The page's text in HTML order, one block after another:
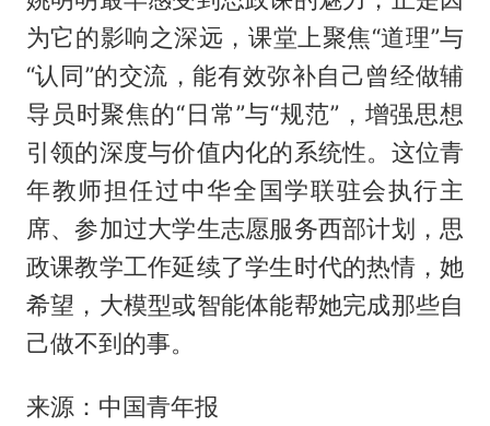
为它的影响之深远，课堂上聚焦“道理”与
“认同”的交流，能有效弥补自己曾经做辅
导员时聚焦的“日常”与“规范”，增强思想
引领的深度与价值内化的系统性。这位青
年教师担任过中华全国学联驻会执行主
席、参加过大学生志愿服务西部计划，思
政课教学工作延续了学生时代的热情，她
希望，大模型或智能体能帮她完成那些自
己做不到的事。
来源：中国青年报